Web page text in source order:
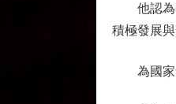
他認為香
積極發展
為國家